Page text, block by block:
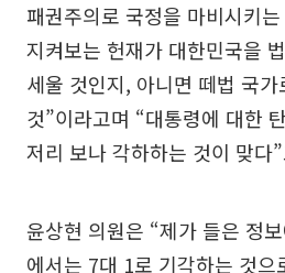
패권주의로 국정을 마비시키
지켜보는 헌재가 대한민국을
세울 것인지, 아니면 떼법 국
것”이라고며 “대통령에 대한
저리 보나 각하하는 것이 맞다
윤상현 의원은 “제가 들은 정
에서는 7대 1로 기각하는 것